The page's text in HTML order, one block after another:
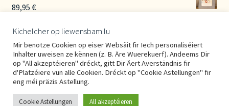
89,95 €
Hoerbänner Wollwalk
29,00€
Kichelcher op liewensbam.lu
Mir benotze Cookien op eiser Websäit fir Iech personaliséiert
Inhalter uweisen ze kënnen (z. B. Äre Wuerekuerf). Andeems Dir
op "All akzeptéieren" dréckt, gitt Dir Äert Averständnis fir
d'Platzéiere vun alle Cookien. Dréckt op "Cookie Astellungen" fir
eng méi präzis Astellung.
Cookie Astellungen All akzeptéieren